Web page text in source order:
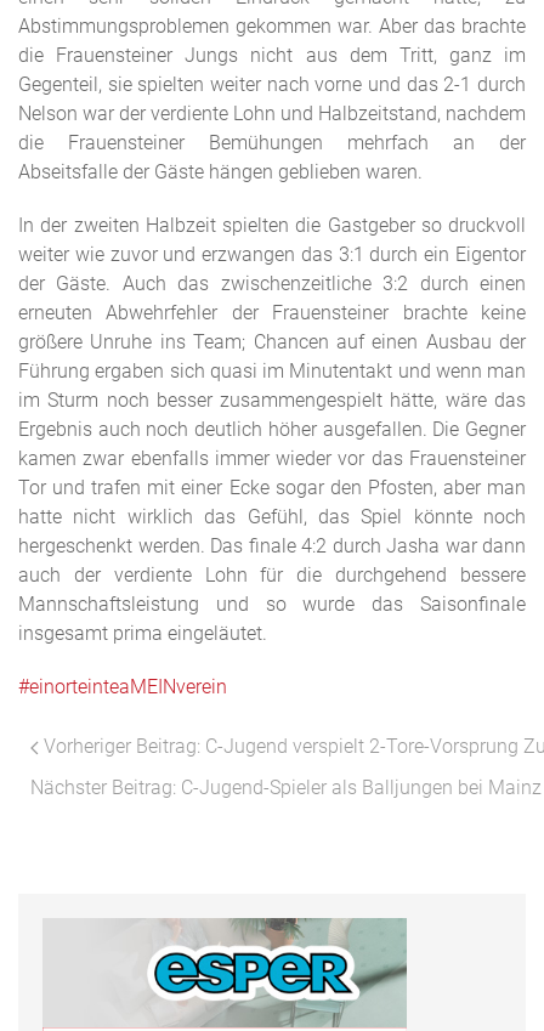
Abstimmungsproblemen gekommen war. Aber das brachte
die Frauensteiner Jungs nicht aus dem Tritt, ganz im
Gegenteil, sie spielten weiter nach vorne und das 2-1 durch
Nelson war der verdiente Lohn und Halbzeitstand, nachdem
die Frauensteiner Bemühungen mehrfach an der
Abseitsfalle der Gäste hängen geblieben waren.
In der zweiten Halbzeit spielten die Gastgeber so druckvoll
weiter wie zuvor und erzwangen das 3:1 durch ein Eigentor
der Gäste. Auch das zwischenzeitliche 3:2 durch einen
erneuten Abwehrfehler der Frauensteiner brachte keine
größere Unruhe ins Team; Chancen auf einen Ausbau der
Führung ergaben sich quasi im Minutentakt und wenn man
im Sturm noch besser zusammengespielt hätte, wäre das
Ergebnis auch noch deutlich höher ausgefallen. Die Gegner
kamen zwar ebenfalls immer wieder vor das Frauensteiner
Tor und trafen mit einer Ecke sogar den Pfosten, aber man
hatte nicht wirklich das Gefühl, das Spiel könnte noch
hergeschenkt werden. Das finale 4:2 durch Jasha war dann
auch der verdiente Lohn für die durchgehend bessere
Mannschaftsleistung und so wurde das Saisonfinale
insgesamt prima eingeläutet.
#einorteinteaMEINverein
Vorheriger Beitrag: C-Jugend verspielt 2-Tore-Vorsprung
Nächster Beitrag: C-Jugend-Spieler als Balljungen bei